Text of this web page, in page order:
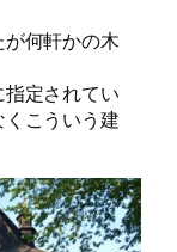
何軒かの木
定されてい
こういう建